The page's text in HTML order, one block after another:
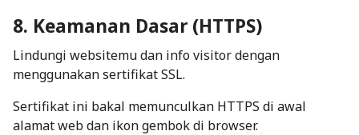
8. Keamanan Dasar (HTTPS)
Lindungi websitemu dan info visitor dengan
menggunakan sertifikat SSL.
Sertifikat ini bakal memunculkan HTTPS di awal
alamat web dan ikon gembok di browser.